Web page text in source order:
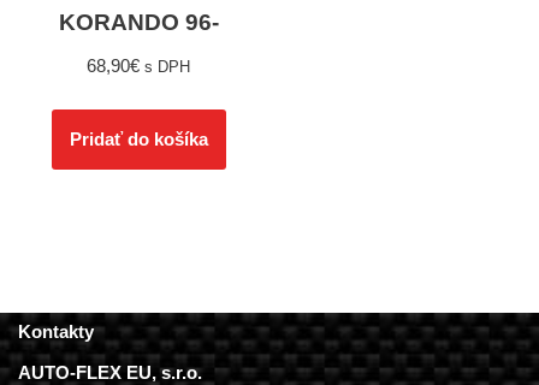
KORANDO 96-
68,90€ s DPH
Pridať do košíka
Kontakty
AUTO-FLEX EU, s.r.o.